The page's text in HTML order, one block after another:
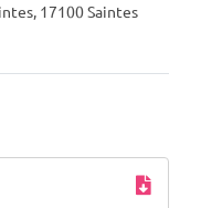
17100 Saintes